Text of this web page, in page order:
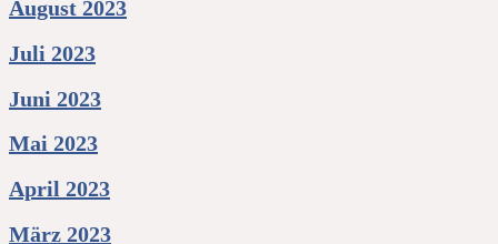
August 2023
Juli 2023
Juni 2023
Mai 2023
April 2023
März 2023